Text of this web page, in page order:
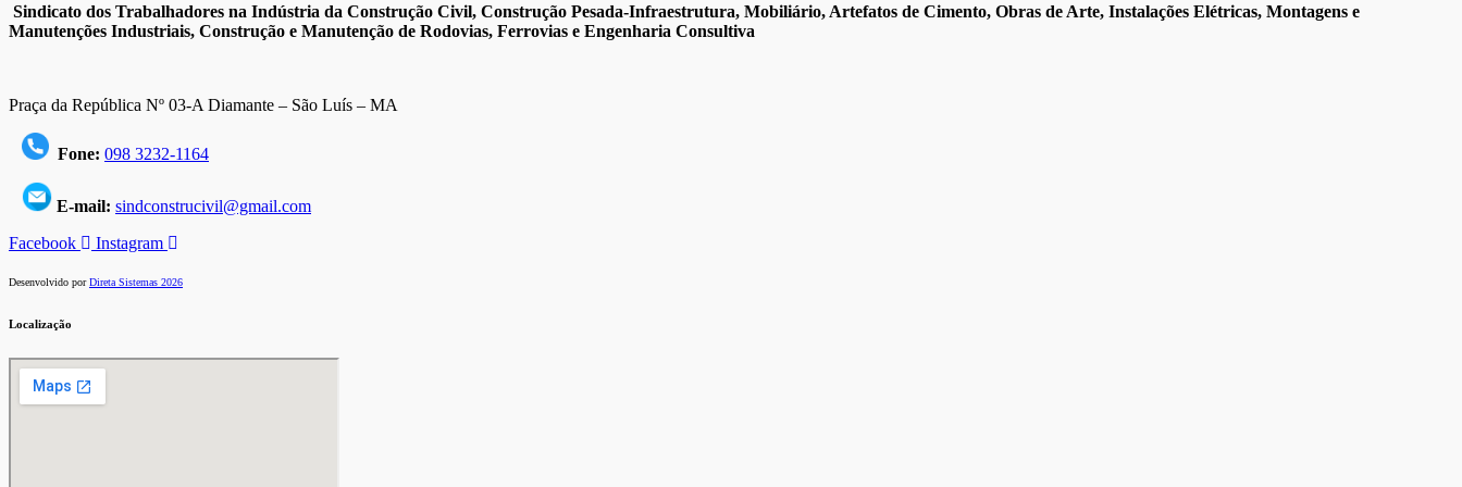
Sindicato dos Trabalhadores na Indústria da Construção Civil, Construção Pesada-Infraestrutura, Mobiliário, Artefatos de Cimento, Obras de Arte, Instalações Elétricas, Montagens e
Manutenções Industriais, Construção e Manutenção de Rodovias, Ferrovias e Engenharia Consultiva
Praça da República Nº 03-A Diamante – São Luís – MA
Fone: 098 3232-1164
E-mail: sindconstrucivil@gmail.com
Facebook
Instagram
Desenvolvido porDireta Sistemas 2026
Localização